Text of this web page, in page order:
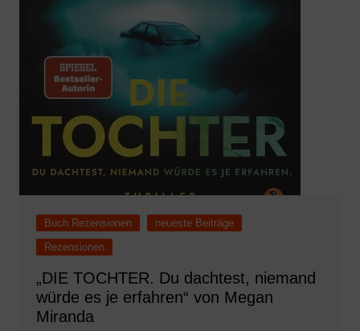
Buch Rezensionen
neueste Beiträge
Rezensionen
„DIE TOCHTER. Du dachtest, niemand
würde es je erfahren“ von Megan
Miranda